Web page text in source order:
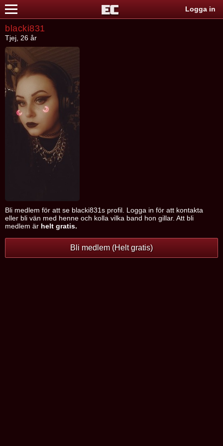
Logga in
blacki831
Tjej, 26 år
Bli medlem för att se blacki831s profil. Logga in för att kontakta
eller bli vän med henne och kolla vilka band hon gillar. Att bli
medlem är helt gratis.
Bli medlem (Helt gratis)